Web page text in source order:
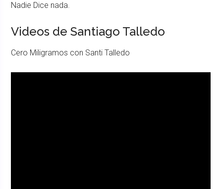
Nadie Dice nada.
Videos de Santiago Talledo
Cero Miligramos con Santi Talledo